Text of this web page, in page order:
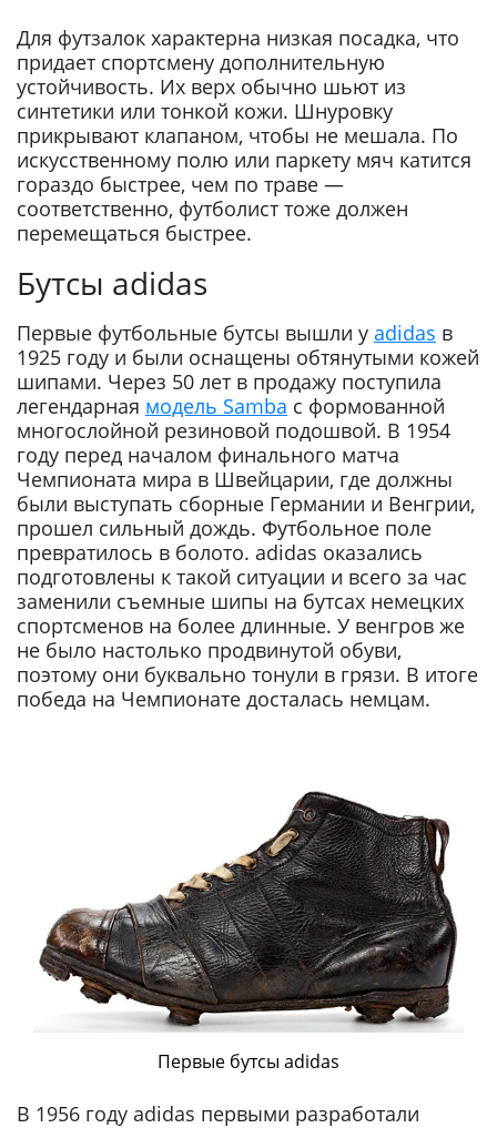
Для футзалок характерна низкая посадка, что
придает спортсмену дополнительную
устойчивость. Их верх обычно шьют из
синтетики или тонкой кожи. Шнуровку
прикрывают клапаном, чтобы не мешала. По
искусственному полю или паркету мяч катится
гораздо быстрее, чем по траве —
соответственно, футболист тоже должен
перемещаться быстрее.
Бутсы adidas
Первые футбольные бутсы вышли у adidas в
1925 году и были оснащены обтянутыми кожей
шипами. Через 50 лет в продажу поступила
легендарная модель Samba с формованной
многослойной резиновой подошвой. В 1954
году перед началом финального матча
Чемпионата мира в Швейцарии, где должны
были выступать сборные Германии и Венгрии,
прошел сильный дождь. Футбольное поле
превратилось в болото. adidas оказались
подготовлены к такой ситуации и всего за час
заменили съемные шипы на бутсах немецких
спортсменов на более длинные. У венгров же
не было настолько продвинутой обуви,
поэтому они буквально тонули в грязи. В итоге
победа на Чемпионате досталась немцам.
Первые бутсы adidas
В 1956 году adidas первыми разработали